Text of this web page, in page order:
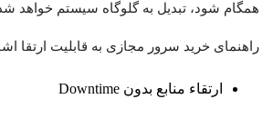
همگام شود، تبدیل به گلوگاه سیستم خواهد
راهنمای خرید سرور مجازی به قابلیت ارتقا
ارتقاء منابع بدون Downtime